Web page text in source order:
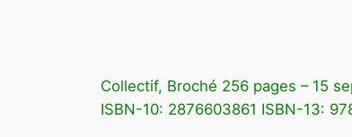
Collectif, Broché 256 pages – 15
ISBN-10: 2876603861 ISBN-13: